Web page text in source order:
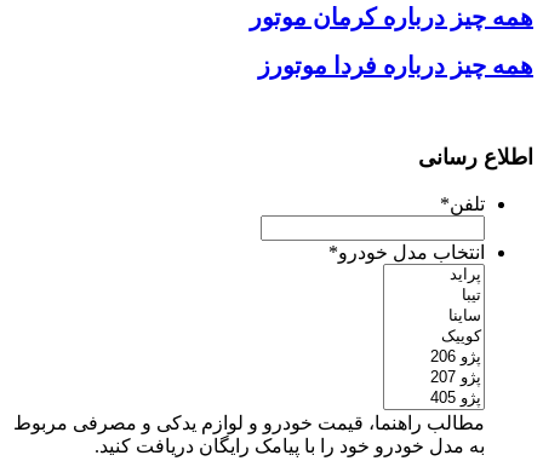
همه چیز درباره کرمان موتور
همه چیز درباره فردا موتورز
اطلاع رسانی
تلفن*
انتخاب مدل خودرو*
مطالب راهنما، قیمت خودرو و لوازم یدکی و مصرفی مربوط
به مدل خودرو خود را با پیامک رایگان دریافت کنید.